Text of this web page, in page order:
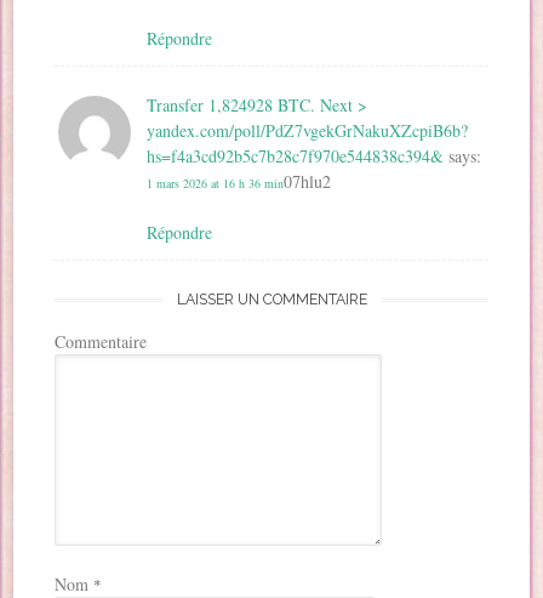
Répondre
Transfer 1,824928 BTC. Next >
yandex.com/poll/PdZ7vgekGrNakuXZcpiB6b?
hs=f4a3cd92b5c7b28c7f970e544838c394& says:
1 mars 2026 at 16 h 36 min07hlu2
Répondre
LAISSER UN COMMENTAIRE
Commentaire
Nom *